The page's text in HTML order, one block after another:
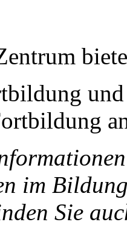
und
im
Sie